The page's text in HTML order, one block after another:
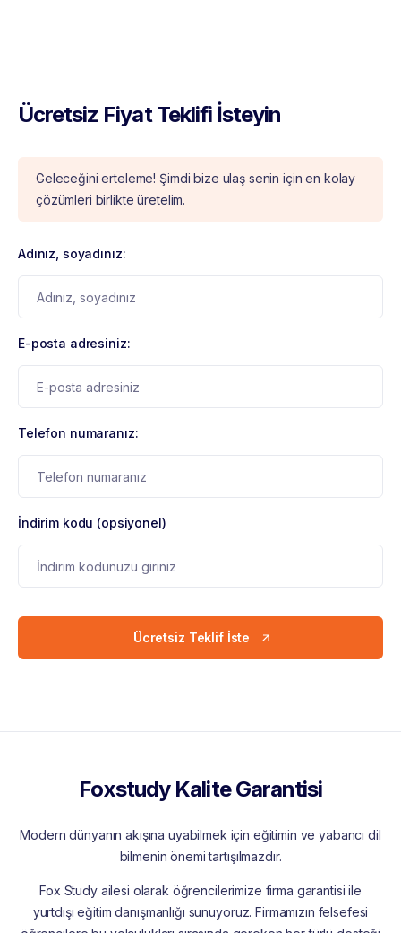
Ücretsiz Fiyat Teklifi İsteyin
Geleceğini erteleme! Şimdi bize ulaş senin için en kolay
çözümleri birlikte üretelim.
Adınız, soyadınız:
E-posta adresiniz:
Telefon numaranız:
İndirim kodu (opsiyonel)
Ücretsiz Teklif İste
Foxstudy Kalite Garantisi
Modern dünyanın akışına uyabilmek için eğitimin ve yabancı dil
bilmenin önemi tartışılmazdır.
Fox Study ailesi olarak öğrencilerimize firma garantisi ile
yurtdışı eğitim danışmanlığı sunuyoruz. Firmamızın felsefesi